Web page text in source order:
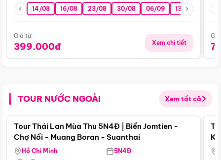
14/08 16/08 23/08 30/08 06/09 13/09 20/09
Giá từ:
399.000đ Xem chi tiết
TOUR NƯỚC NGOÀI Xem tất cả
Điểm nổi bật
Tour Thái Lan Mùa Thu 5N4Đ | Biển Jomtien -
Chợ Nổi - Muang Boran - Suanthai
Hồ Chí Minh 5N4Đ